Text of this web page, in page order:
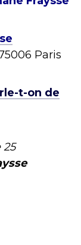
Paris
t-on de
25